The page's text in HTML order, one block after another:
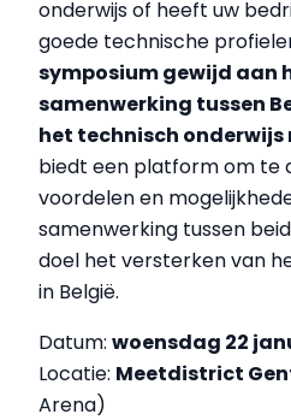
onderwijs of heeft uw
goede technische
symposium gewijd aan
samenwerking tussen
het technisch onderwijs
biedt een platform om te
voordelen en
samenwerking tussen
doel het versterken van
in België.
Datum: woensdag 22
Locatie: Meetdistrict
Arena)